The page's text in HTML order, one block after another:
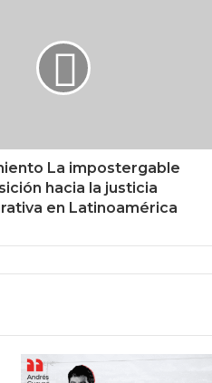
La impostergable
hacia la justicia
en Latinoamérica